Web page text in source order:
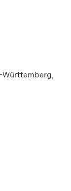
Württemberg,